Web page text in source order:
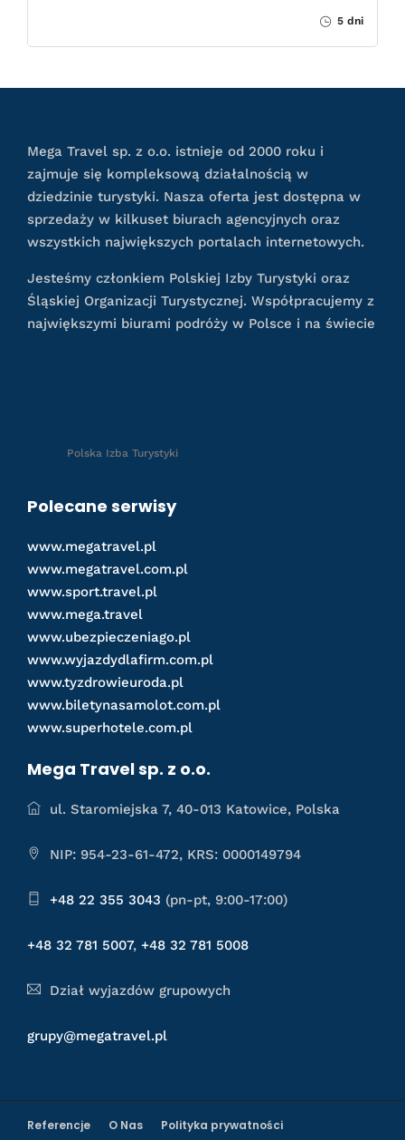
5 dni
Mega Travel sp. z o.o. istnieje od 2000 roku i
zajmuje się kompleksową działalnością w
dziedzinie turystyki. Nasza oferta jest dostępna w
sprzedaży w kilkuset biurach agencyjnych oraz
wszystkich największych portalach internetowych.
Jesteśmy członkiem Polskiej Izby Turystyki oraz
Śląskiej Organizacji Turystycznej. Współpracujemy z
największymi biurami podróży w Polsce i na świecie
Polska Izba Turystyki
Polecane serwisy
www.megatravel.pl
www.megatravel.com.pl
www.sport.travel.pl
www.mega.travel
www.ubezpieczeniago.pl
www.wyjazdydlafirm.com.pl
www.tyzdrowieuroda.pl
www.biletynasamolot.com.pl
www.superhotele.com.pl
Mega Travel sp. z o.o.
ul. Staromiejska 7, 40-013 Katowice, Polska
NIP: 954-23-61-472, KRS: 0000149794
+48 22 355 3043 (pn-pt, 9:00-17:00)
+48 32 781 5007, +48 32 781 5008
Dział wyjazdów grupowych
grupy@megatravel.pl
Referencje O Nas
Polityka prywatności